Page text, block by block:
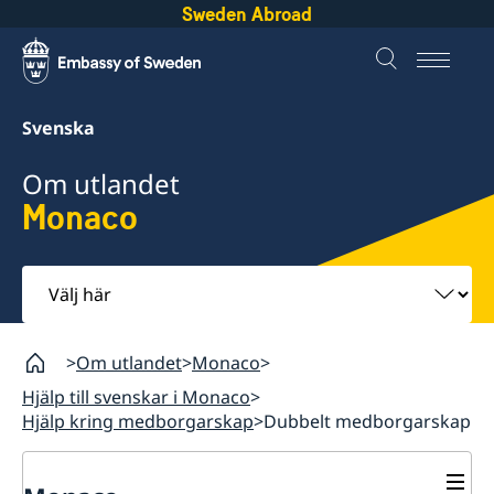
Sweden Abroad
Svenska
Om utlandet
Monaco
Välj
här
Om utlandet Monaco
Hjälp till svenskar i Monaco
Hjälp kring medborgarskap Dubbelt medborgarskap